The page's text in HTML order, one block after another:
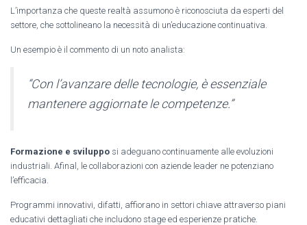
L’importanza che queste realtà assumono è riconosciuta da esperti del
settore, che sottolineano la necessità di un’educazione continuativa.
Un esempio è il commento di un noto analista:
“Con l’avanzare delle tecnologie, è essenziale
mantenere aggiornate le competenze.”
Formazione e sviluppo si adeguano continuamente alle evoluzioni
industriali. Afinal, le collaborazioni con aziende leader ne potenziano
l’efficacia.
Programmi innovativi, difatti, affiorano in settori chiave attraverso piani
educativi dettagliati che includono stage ed esperienze pratiche.